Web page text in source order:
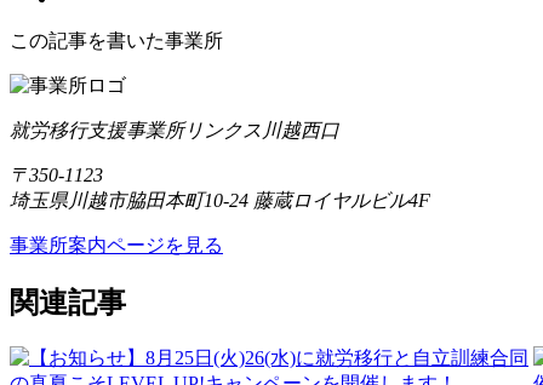
この記事を書いた事業所
就労移行支援事業所リンクス川越西口
〒350-1123
埼玉県川越市脇田本町10-24 藤蔵ロイヤルビル4F
事業所案内ページを見る
関連記事